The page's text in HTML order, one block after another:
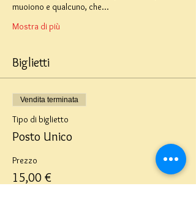
muoiono e qualcuno, che…
Mostra di più
Biglietti
Vendita terminata
Tipo di biglietto
Posto Unico
Prezzo
15,00 €